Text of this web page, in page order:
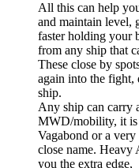
All this can help
and maintain level,
faster holding your
from any ship that
These close by
again into the fight,
ship.
Any ship can carry
MWD/mobility, it is
Vagabond or a very
close name. Heavy
you the extra edge,